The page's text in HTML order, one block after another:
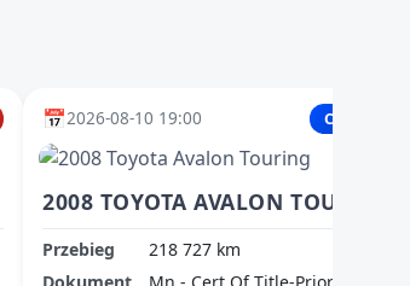
📅2026-08-10 19:00 Copart
Przebieg
218 727 km